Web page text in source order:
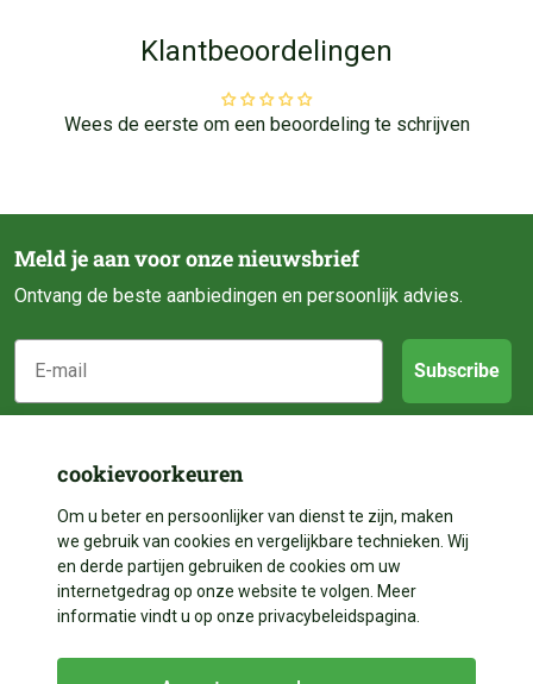
Klantbeoordelingen
Wees de eerste om een beoordeling te schrijven
Meld je aan voor onze nieuwsbrief
Ontvang de beste aanbiedingen en persoonlijk advies.
E-mail
Subscribe
Klantenservice
Over ons
Contact
Betalen
Bezorgen
Categorieën
Vijveraanleg
Vijverdecoratie
Volg ons
cookievoorkeuren
Om u beter en persoonlijker van dienst te zijn, maken
we gebruik van cookies en vergelijkbare technieken. Wij
en derde partijen gebruiken de cookies om uw
internetgedrag op onze website te volgen. Meer
informatie vindt u op onze privacybeleidspagina.